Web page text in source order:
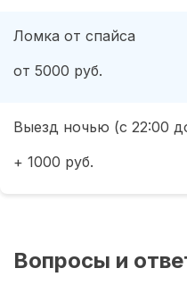
Ломка от спайса
от 5000 руб.
Выезд ночью (с 22:00
+ 1000 руб.
Вопросы и